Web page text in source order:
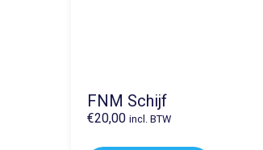
FNM Schijf
€20,00 incl. BTW